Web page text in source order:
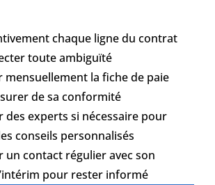
chaque ligne du contrat
toute ambiguïté
mensuellement la fiche de paie
de sa conformité
des experts si nécessaire pour
conseils personnalisés
un contact régulier avec son
pour rester informé